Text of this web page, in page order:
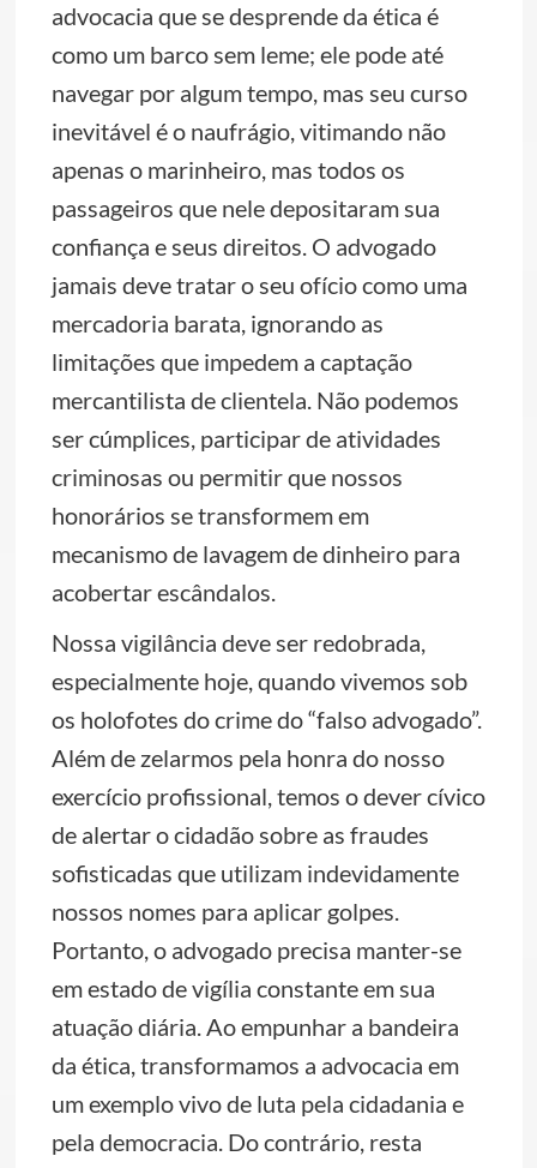
advocacia que se desprende da ética é
como um barco sem leme; ele pode até
navegar por algum tempo, mas seu curso
inevitável é o naufrágio, vitimando não
apenas o marinheiro, mas todos os
passageiros que nele depositaram sua
confiança e seus direitos. O advogado
jamais deve tratar o seu ofício como uma
mercadoria barata, ignorando as
limitações que impedem a captação
mercantilista de clientela. Não podemos
ser cúmplices, participar de atividades
criminosas ou permitir que nossos
honorários se transformem em
mecanismo de lavagem de dinheiro para
acobertar escândalos.
Nossa vigilância deve ser redobrada,
especialmente hoje, quando vivemos sob
os holofotes do crime do “falso advogado”.
Além de zelarmos pela honra do nosso
exercício profissional, temos o dever cívico
de alertar o cidadão sobre as fraudes
sofisticadas que utilizam indevidamente
nossos nomes para aplicar golpes.
Portanto, o advogado precisa manter-se
em estado de vigília constante em sua
atuação diária. Ao empunhar a bandeira
da ética, transformamos a advocacia em
um exemplo vivo de luta pela cidadania e
pela democracia. Do contrário, resta